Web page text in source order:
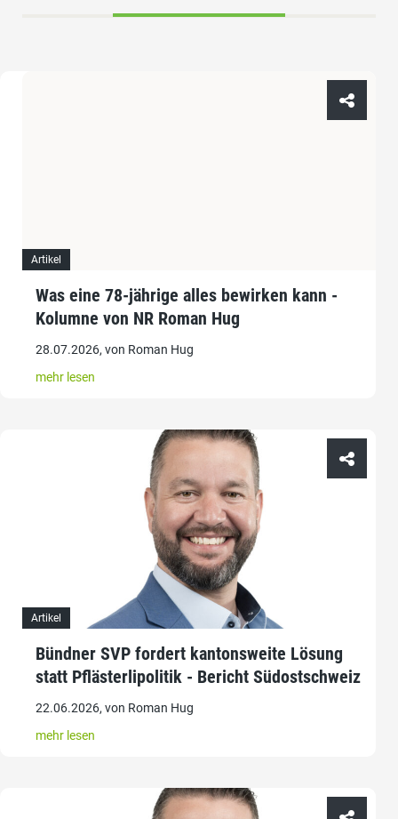
Artikel
Was eine 78-jährige alles bewirken kann -
Kolumne von NR Roman Hug
28.07.2026, von Roman Hug
mehr lesen
Artikel
Bündner SVP fordert kantonsweite Lösung
statt Pflästerlipolitik - Bericht Südostschweiz
22.06.2026, von Roman Hug
mehr lesen